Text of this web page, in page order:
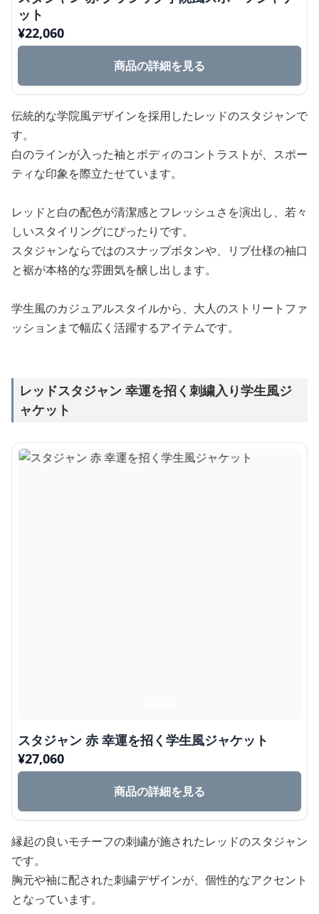
ット
¥22,060
商品の詳細を見る
伝統的な学院風デザインを採用したレッドのスタジャンで
す。
白のラインが入った袖とボディのコントラストが、スポー
ティな印象を際立たせています。
レッドと白の配色が清潔感とフレッシュさを演出し、若々
しいスタイリングにぴったりです。
スタジャンならではのスナップボタンや、リブ仕様の袖口
と裾が本格的な雰囲気を醸し出します。
学生風のカジュアルスタイルから、大人のストリートファ
ッションまで幅広く活躍するアイテムです。
レッドスタジャン 幸運を招く刺繍入り学生風ジ
ャケット
スタジャン 赤 幸運を招く学生風ジャケット
¥27,060
商品の詳細を見る
縁起の良いモチーフの刺繍が施されたレッドのスタジャン
です。
胸元や袖に配された刺繍デザインが、個性的なアクセント
となっています。